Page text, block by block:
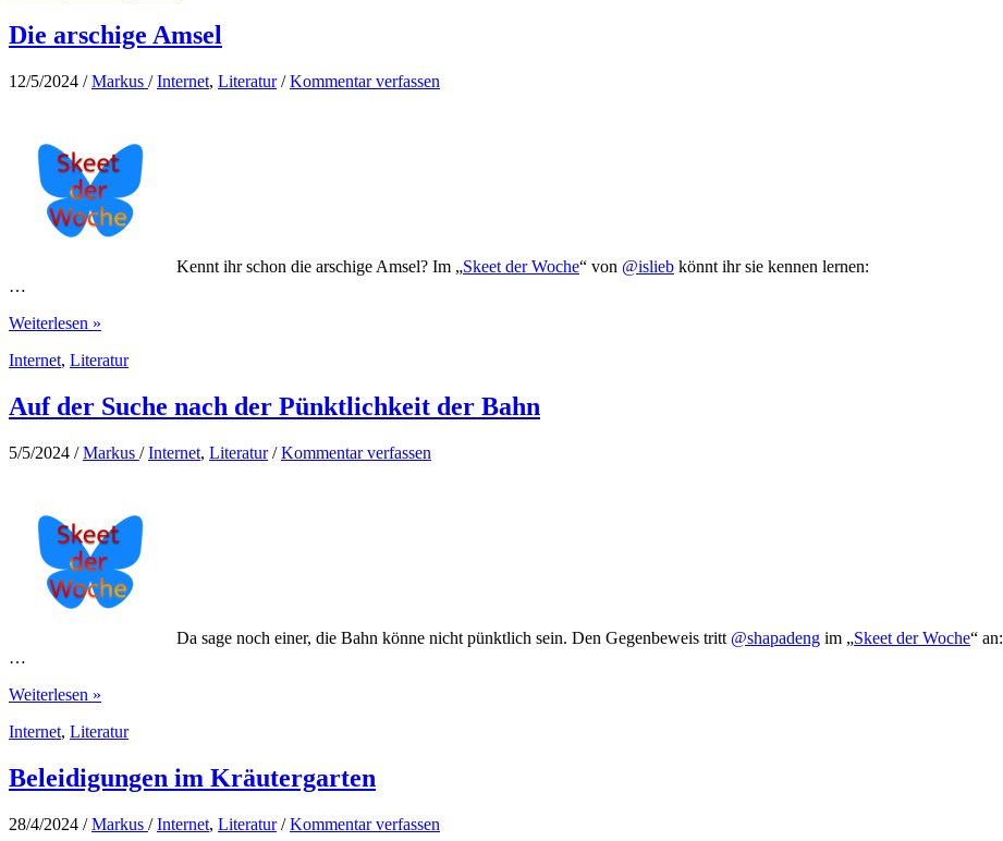
Die arschige Amsel
12/5/2024 /Markus /Internet, Literatur/Kommentar verfassen
Kennt ihr schon die arschige Amsel? Im „Skeet der Woche“ von @islieb könnt ihr sie kennen lernen:
…
Die
Amsel
Weiterlesen »
Internet, Literatur
Auf der Suche nach der Pünktlichkeit der Bahn
5/5/2024 /Markus /Internet, Literatur/Kommentar verfassen
Da sage noch einer, die Bahn könne nicht pünktlich sein. Den Gegenbeweis tritt @shapadeng im „Skeet der Woche“ an:
…
Auf
Suche
der
Pünktlichkeit
Bahn
Weiterlesen »
Internet, Literatur
Beleidigungen im Kräutergarten
28/4/2024 /Markus /Internet, Literatur/Kommentar verfassen